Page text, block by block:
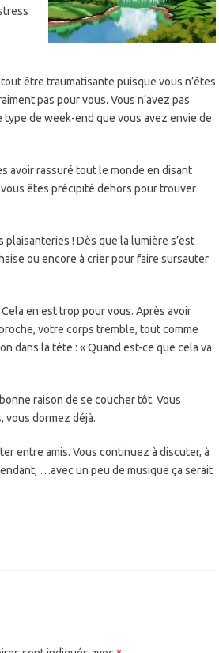
être traumatisante puisque vous n’êtes
pas pour vous. Vous n’avez pas
type de week-end que vous avez envie de
avoir rassuré tout le monde en disant
êtes précipité dehors pour trouver
! Dès que la lumière s’est
ou encore à crier pour faire sursauter
en est trop pour vous. Après avoir
votre corps tremble, tout comme
dans la tête : « Quand est-ce que cela va
raison de se coucher tôt. Vous
vous dormez déjà.
entre amis. Vous continuez à discuter, à
…avec un peu de musique ça serait